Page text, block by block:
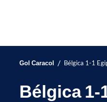
Gol Caracol / Bélgica 1-1
Bélgica 1-